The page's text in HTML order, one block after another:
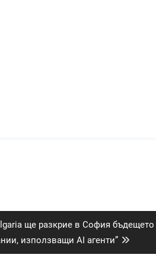
ще разкрие в София бъдещето
използващи AI агенти”